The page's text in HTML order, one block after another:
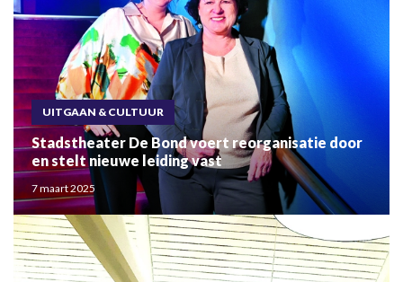
UITGAAN & CULTUUR
Stadstheater De Bond voert reorganisatie door
en stelt nieuwe leiding vast
7 maart 2025